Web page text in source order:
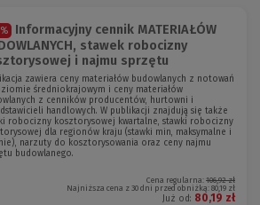
Informacyjny cennik MATERIAŁÓW
stawek robocizny
i najmu sprzętu
zawiera ceny materiałów budowlanych z notowań
średniokrajowym i ceny materiałów
z cenników producentów, hurtowni i
handlowych. W publikacji znajdują się także
robocizny kosztorysowej kwartalne, stawki robocizny
dla regionów kraju (stawki min, maksymalne i
narzuty do kosztorysowania oraz ceny najmu
budowlanego.
Cena regularna: 106,92 zł
Najniższa cena z 30 dni przed obniżką: 80,19 zł
Już od: 80,19 zł